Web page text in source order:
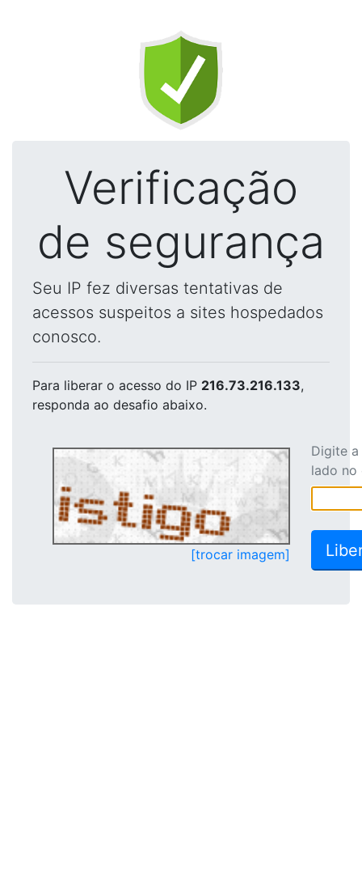
Verificação
de segurança
Seu IP fez diversas tentativas de
acessos suspeitos a sites hospedados
conosco.
Para liberar o acesso do IP 216.73.216.133,
responda ao desafio abaixo.
[trocar imagem]
Digite
lado no